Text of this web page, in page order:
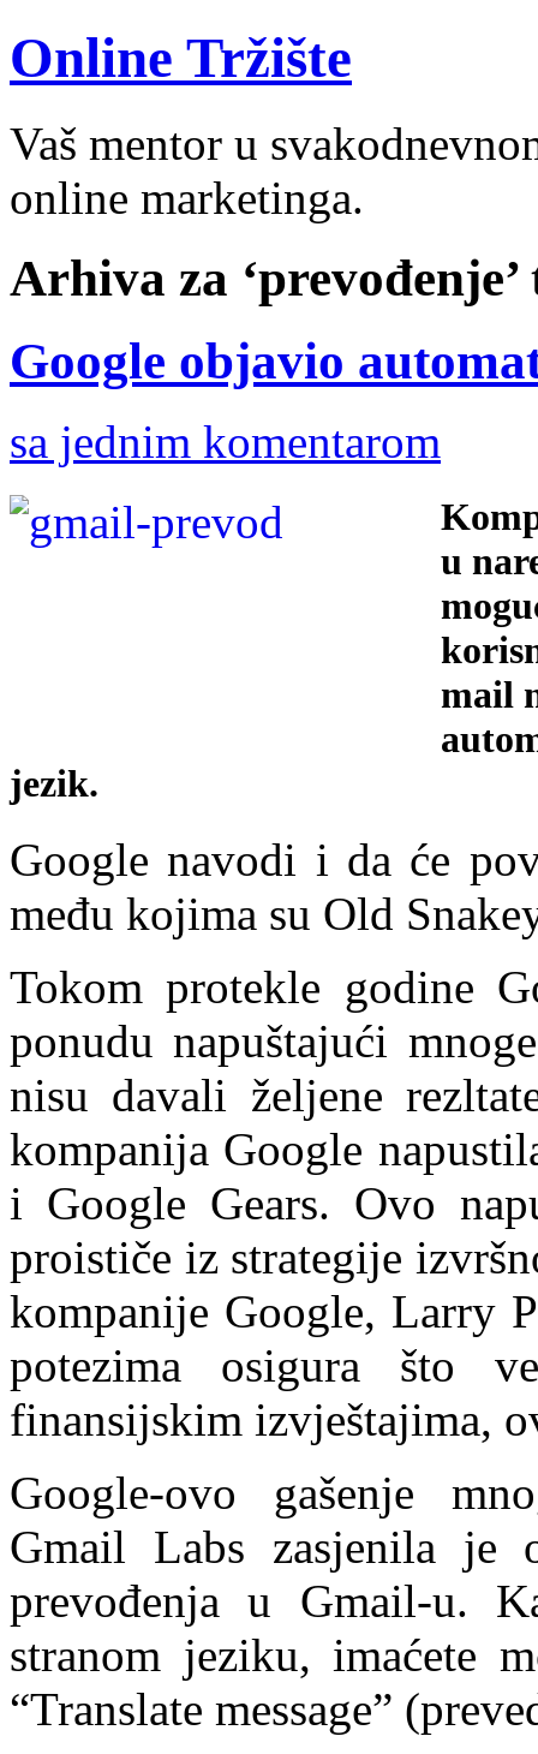
Online Tržište
Vaš mentor u
online marketinga.
Arhiva za ‘prevođenje’
Google objavio
sa jednim komentarom
u
mail
jezik.
Google navodi i da će
među kojima su Old
Tokom protekle godine
ponudu napuštajući
nisu davali željene
kompanija Google
i Google Gears. Ovo
proističe iz strategije
kompanije Google, Larry
potezima osigura što
finansijskim izvještajima,
Google-ovo gašenje
Gmail Labs zasjenila je
prevođenja u Gmail-u.
stranom jeziku, imaćete
“Translate message”